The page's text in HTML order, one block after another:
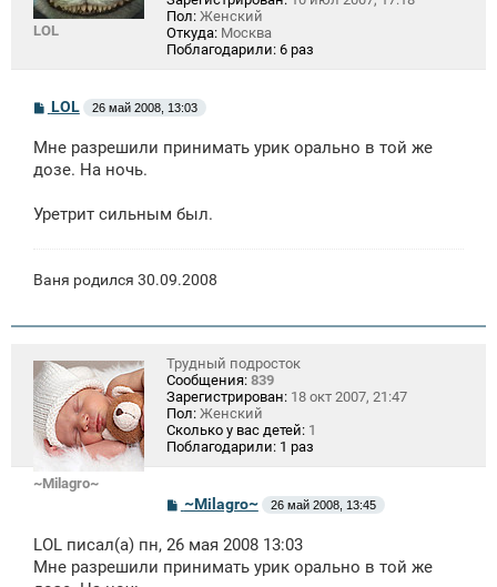
LOL
Пол: Женский
Откуда: Москва
Поблагодарили: 6 раз
С
б
щ
и
LOL 26 май 2008, 13:03
Мне разрешили принимать урик орально в той же
дозе. На ночь.
Уретрит сильным был.
Ваня родился 30.09.2008
~Milagro~
Трудный подросток
Сообщения: 839
Зарегистрирован: 18 окт 2007, 21:47
Пол: Женский
Сколько у вас детей: 1
Поблагодарили: 1 раз
С
о
б
щ
~Milagro~ 26 май 2008, 13:45
LOL писал(а) пн, 26 мая 2008 13:03
Мне разрешили принимать урик орально в той же